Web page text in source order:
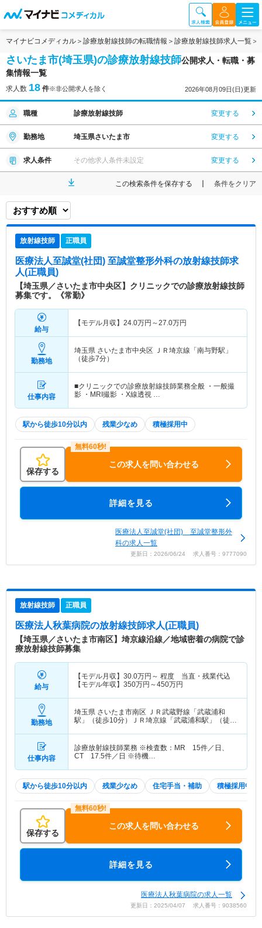
マイナビコメディカル 診療放射線技師の転職情報 診療放射線技師求人一覧
さいたま市(埼玉県)の診療放射線技師公開求人・転職・募
集情報一覧
求人数 18 件※非公開求人を除く 2026年08月09日(日)更新
職種 診療放射線技師 変更する
勤務地 埼玉県さいたま市 変更する
求人条件 その他求人条件未設定 変更する
この検索条件を保存する 条件をクリア
放射線技師 正職員
医療法人至誠堂(社団) 至誠堂整形外科の放射線技師求
人(正職員)
【埼玉県／さいたま市中央区】クリニックでの診療放射線技師
募集です。《常勤》
給与
【モデル月収】 24.0万円～27.0万円
勤務地
埼玉県 さいたま市中央区 ＪＲ埼京線「南与野駅」
（徒歩7分）
仕事内容
■クリニックでの診療放射線技師業務全般 ・一般撮
影 ・MRI撮影 ・X線透視 …
駅から徒歩10分以内 残業少なめ 積極採用中
保存する
この求人を問い合わせる
詳細を見る
医療法人至誠堂(社団) 至誠堂整形外
科の求人一覧
更新日：2026/06/24 求人番号：9777090
放射線技師 正職員
医療法人秋葉病院の放射線技師求人(正職員)
【埼玉県／さいたま市南区】埼京線沿線／地域密着の病院で診
療放射線技師募集
給与
【モデル月収】 30.0万円～ 程度 当直・残業代込
【モデル年収】 350万円～450万円
勤務地
埼玉県 さいたま市南区 ＪＲ武蔵野線「武蔵浦和
駅」（徒歩10分）ＪＲ埼京線「武蔵浦和駅」（徒歩
仕事内容
診療放射線技師業務 ※検査数：MR 15件／日、
CT 17.5件／日 ※待機…
駅から徒歩10分以内 残業少なめ 住宅手当・補助 積極採用中
保存する
この求人を問い合わせる
詳細を見る
医療法人秋葉病院の求人一覧
更新日：2025/04/07 求人番号：9038560